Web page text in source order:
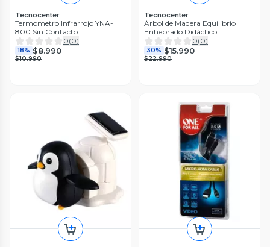
Tecnocenter
Termometro Infrarrojo YNA-
800 Sin Contacto
0(0)
18% $8.990
$10.990
Tecnocenter
Árbol de Madera Equilibrio
Enhebrado Didáctico
Montessori
0(0)
30% $15.990
$22.990